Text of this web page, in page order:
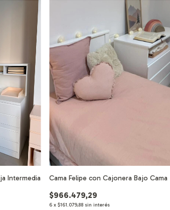
Intermedia Cama Felipe con Cajonera Bajo Cama
$966.479,29
6 x $161.079,88 sin interés